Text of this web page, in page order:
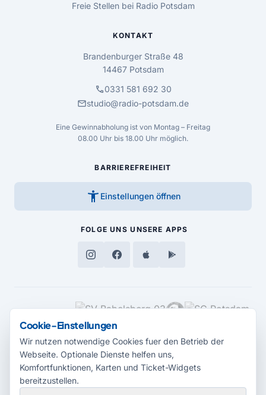
Freie Stellen bei Radio Potsdam
KONTAKT
Brandenburger Straße 48
14467 Potsdam
call0331 581 692 30
mailstudio@radio-potsdam.de
Eine Gewinnabholung ist von Montag – Freitag
08.00 Uhr bis 18.00 Uhr möglich.
BARRIEREFREIHEIT
accessibility_new Einstellungen öffnen
FOLGE UNS UNSERE APPS
MEDIENPARTNER
Cookie-Einstellungen
Wir nutzen notwendige Cookies fuer den Betrieb der
Webseite. Optionale Dienste helfen uns,
Komfortfunktionen, Karten und Ticket-Widgets
bereitzustellen.